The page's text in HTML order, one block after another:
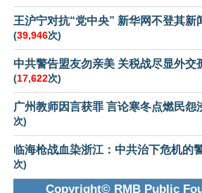
王沪宁对抗“党中央” 新华网不登其新
(39,946次)
中共警告盟友勿亲美 关税战尽显外交
(17,622次)
广州教师因言获罪 言论寒冬点燃民怨
次)
临海枪战血染浙江：中共治下危机的
次)
Copyright© RMB Public